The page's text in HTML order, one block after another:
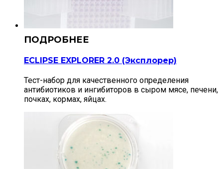
ECLIPSE EXPLORER 2.0 (Эксплорер)
Тест-набор для качественного определения
антибиотиков и ингибиторов в сыром мясе, печени,
почках, кормах, яйцах.